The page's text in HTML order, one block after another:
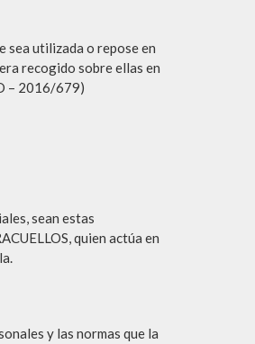
sea utilizada o repose en
recogido sobre ellas en
– 2016/679)
sean estas
quien actúa en
y las normas que la